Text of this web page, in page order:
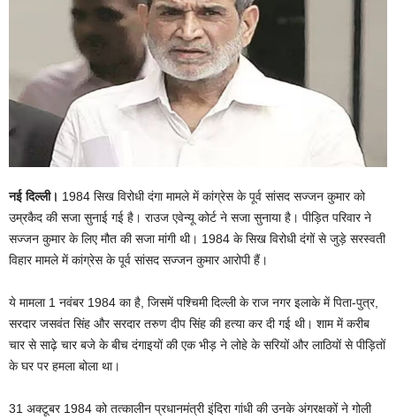
नई दिल्ली। 1984 सिख विरोधी दंगा मामले में कांग्रेस के पूर्व सांसद सज्जन कुमार को
उम्रकैद की सजा सुनाई गई है। राउज एवेन्यू कोर्ट ने सजा सुनाया है। पीड़ित परिवार ने
सज्जन कुमार के लिए मौत की सजा मांगी थी। 1984 के सिख विरोधी दंगों से जुड़े सरस्वती
विहार मामले में कांग्रेस के पूर्व सांसद सज्जन कुमार आरोपी हैं।
ये मामला 1 नवंबर 1984 का है, जिसमें पश्चिमी दिल्ली के राज नगर इलाके में पिता-पुत्र,
सरदार जसवंत सिंह और सरदार तरुण दीप सिंह की हत्या कर दी गई थी। शाम में करीब
चार से साढ़े चार बजे के बीच दंगाइयों की एक भीड़ ने लोहे के सरियों और लाठियों से पीड़ितों
के घर पर हमला बोला था।
31 अक्टूबर 1984 को तत्कालीन प्रधानमंत्री इंदिरा गांधी की उनके अंगरक्षकों ने गोली